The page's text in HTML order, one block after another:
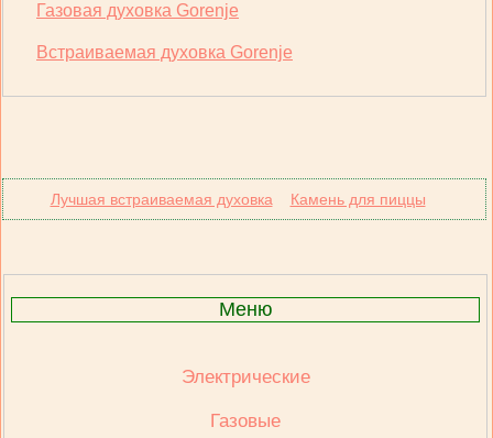
Газовая духовка Gorenje
Встраиваемая духовка Gorenje
Лучшая встраиваемая духовка Камень для пиццы
Меню
Электрические
Газовые